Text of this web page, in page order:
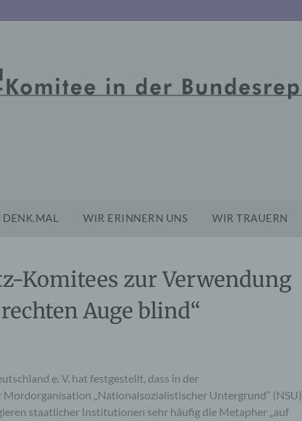
DENK.MAL WIR ERINNERN UNS WIR TRAUERN
Komitees zur Verwendung
Auge blind“
e. V. hat festgestellt, dass in der
„Nationalsozialistischer Untergrund“ (NSU)
staatlicher Institutionen sehr häufig die Metapher „auf